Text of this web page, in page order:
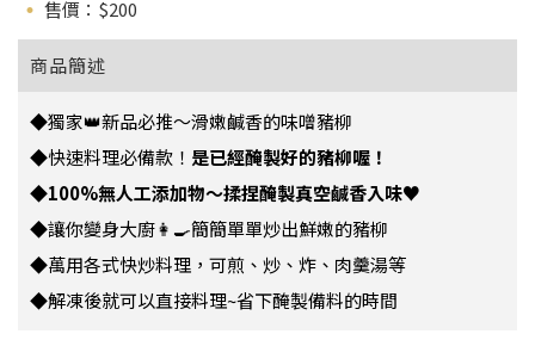
售價：$200
商品簡述
◆獨家👑新品必推～滑嫩鹹香的味噌豬柳
◆快速料理必備款！ 是已經醃製好的豬柳喔！
◆100%無人工添加物～揉捏醃製真空鹹香入味♥️
◆讓你變身大廚👩‍🍳簡簡單單炒出鮮嫩的豬柳
◆萬用各式快炒料理，可煎、炒、炸、肉羹湯等
◆解凍後就可以直接料理~省下醃製備料的時間